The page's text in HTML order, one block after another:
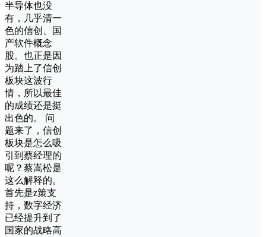
半导体也没
有，几乎清一
色的信创、国
产软件概念
股。也正是因
为踏上了信创
板块这波行
情，所以最佳
的成绩还是挺
出色的。 问
题来了，信创
板块是怎么吸
引到蔡经理的
呢？蔡嵩松是
这么解释的。
首先是z策支
持，数字经济
已经提升到了
国家的战略高